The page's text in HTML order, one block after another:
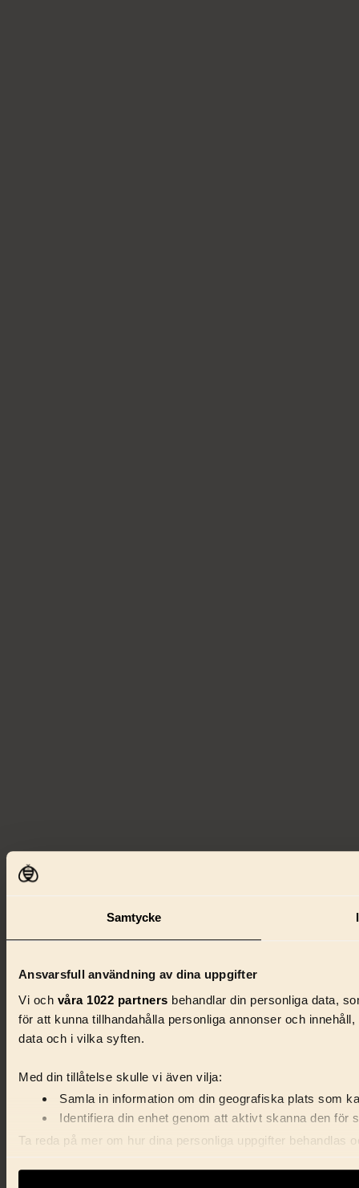
Samtycke
Ansvarsfull användning av dina uppgifter
Vi och våra 1022 partners behandlar din personliga data,
för att kunna tillhandahålla personliga annonser och
data och i vilka syften.
Med din tillåtelse skulle vi även vilja:
Samla in information om din geografiska plats som
Identifiera din enhet genom att aktivt skanna den för
Ta reda på mer om hur dina personliga uppgifter behandlas